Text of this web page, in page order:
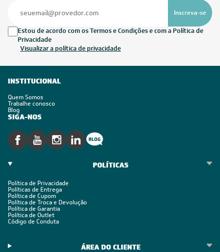
Inscreva-se
Estou de acordo com os Termos e Condições e com a Política de
Privacidade
Visualizar a política de privacidade
INSTITUCIONAL
Quem Somos
Trabalhe conosco
Blog
SIGA-NOS
POLÍTICAS
Política de Privacidade
Políticas de Entrega
Política de Cupom
Política de Troca e Devolução
Política de Garantia
Política de Outlet
Código de Conduta
ÁREA DO CLIENTE